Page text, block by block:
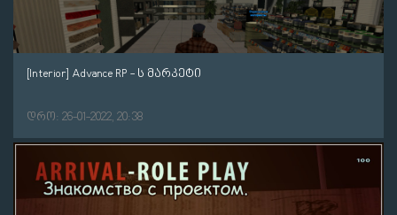
[Interior] Advance RP - ს მარკეტი
დრო: 26-01-2022, 20:38